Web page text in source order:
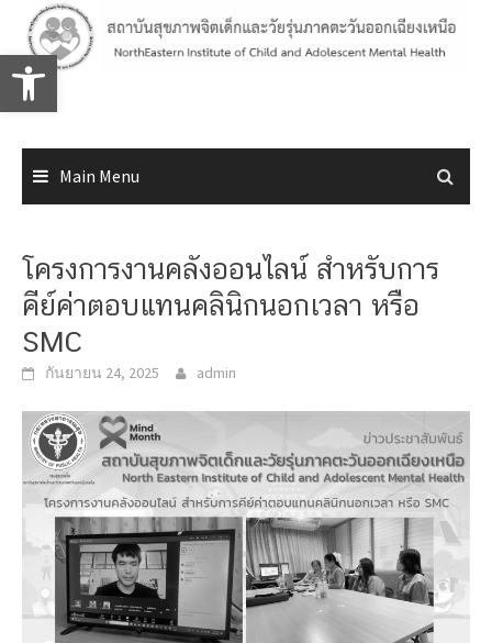
Open toolbar
content
Main Menu
โครงการงานคลังออนไลน์ สำหรับการ
คีย์ค่าตอบแทนคลินิกนอกเวลา หรือ
SMC
กันยายน 24, 2025 admin